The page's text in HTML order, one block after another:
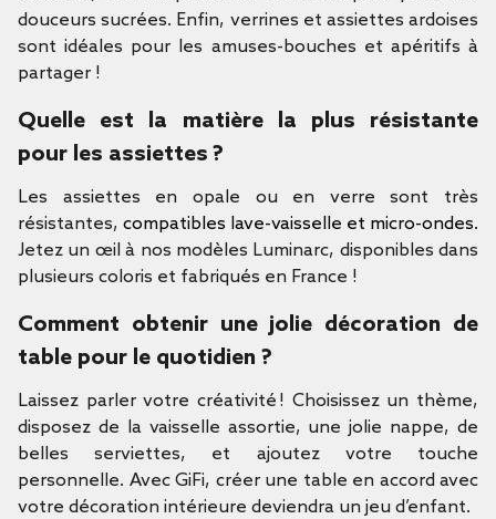
douceurs sucrées. Enfin, verrines et assiettes ardoises
sont idéales pour les amuses-bouches et apéritifs à
partager !
Quelle est la matière la plus résistante
pour les assiettes ?
Les assiettes en opale ou en verre sont très
résistantes, compatibles lave-vaisselle et micro-ondes.
Jetez un œil à nos modèles Luminarc, disponibles dans
plusieurs coloris et fabriqués en France !
Comment obtenir une jolie décoration de
table pour le quotidien ?
Laissez parler votre créativité ! Choisissez un thème,
disposez de la vaisselle assortie, une jolie nappe, de
belles serviettes, et ajoutez votre touche
personnelle. Avec GiFi, créer une table en accord avec
votre décoration intérieure deviendra un jeu d’enfant.